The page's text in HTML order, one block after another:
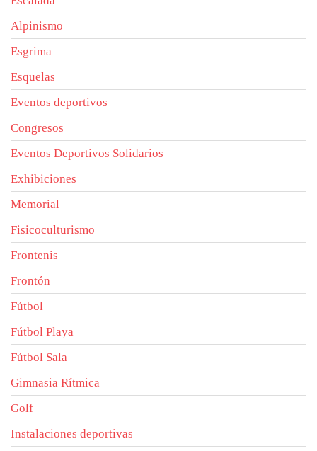
Alpinismo
Esgrima
Esquelas
Eventos deportivos
Congresos
Eventos Deportivos Solidarios
Exhibiciones
Memorial
Fisicoculturismo
Frontenis
Frontón
Fútbol
Fútbol Playa
Fútbol Sala
Gimnasia Rítmica
Golf
Instalaciones deportivas